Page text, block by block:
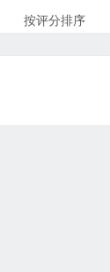
按评分排序